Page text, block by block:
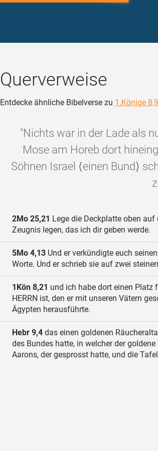
Querverweise
Entdecke ähnliche Bibelverse zu 1.Könige 8,9
"Nichts war in der Lade als
Mose am Horeb dort
Söhnen Israel ⟨einen Bund⟩
2Mo 25,21 Lege die Deckplatte oben
Zeugnis legen, das ich dir geben werde.
5Mo 4,13 Und er verkündigte euch
Worte. Und er schrieb sie auf zwei
1Kön 8,21 und ich habe dort einen Platz
HERRN ist, den er mit unseren Vätern
Ägypten herausführte.
Hebr 9,4 das einen goldenen
des Bundes hatte, in welcher der
Aarons, der gesprosst hatte, und die